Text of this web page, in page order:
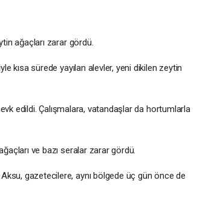
ağaçları zarar gördü.
kısa sürede yayılan alevler, yeni dikilen zeytin
edildi. Çalışmalara, vatandaşlar da hortumlarla
ve bazı seralar zarar gördü.
gazetecilere, aynı bölgede üç gün önce de